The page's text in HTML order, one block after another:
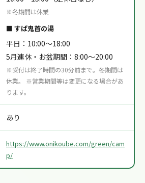
※冬期間は休業
■ すぱ鬼首の湯
平日：10:00〜18:00
5月連休・お盆期間：8:00〜20:00
※受付は終了時間の30分前まで。冬期間は
休業。 ※営業期間等は変更になる場合があ
ります。
あり
https://www.onikoube.com/green/cam
p/